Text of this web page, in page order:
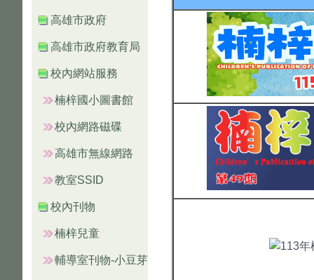
高雄市政府
高雄市政府教育局
校內網站服務
楠梓國小圖書館
校內網路磁碟
高雄市無線網路
教室SSID
校內刊物
楠梓兒童
輔導室刊物-小豆芽